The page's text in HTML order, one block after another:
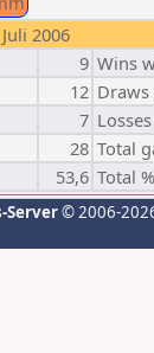
2006
9 Wins
12
7
28 Total
53,6 Total
Server© 2006-